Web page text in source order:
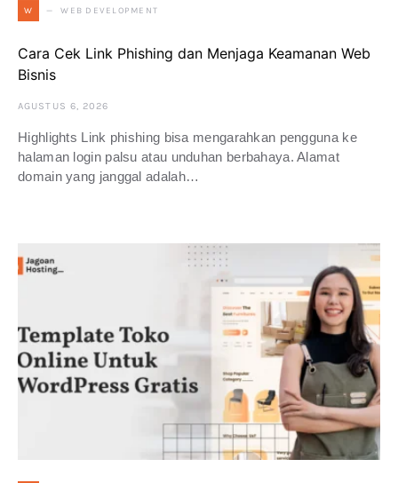
W WEB DEVELOPMENT
Cara Cek Link Phishing dan Menjaga Keamanan Web
Bisnis
AGUSTUS 6, 2026
Highlights Link phishing bisa mengarahkan pengguna ke
halaman login palsu atau unduhan berbahaya. Alamat
domain yang janggal adalah…